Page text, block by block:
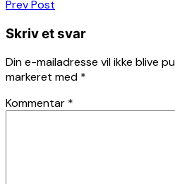
Indlægsnavigation
Prev Post
Skriv et svar
Din e-mailadresse vil ikke blive
markeret med *
Kommentar *